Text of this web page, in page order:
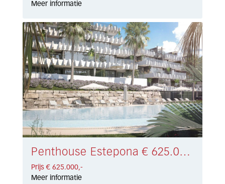
Meer informatie
Penthouse Estepona € 625.000,-
Prijs € 625.000,-
Meer informatie